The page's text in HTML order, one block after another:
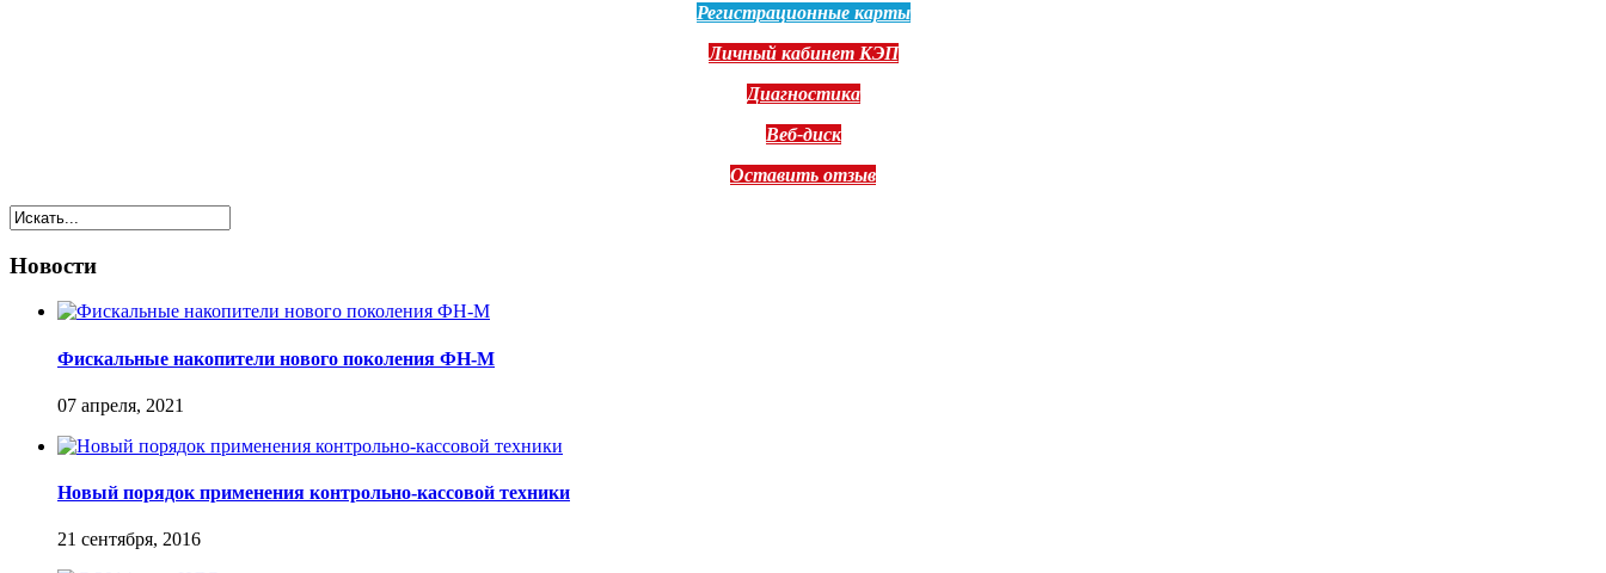
Регистрационные карты
Личный кабинет КЭП
Диагностика
Веб-диск
Оставить отзыв
Новости
Фискальные накопители нового поколения ФН-М
07 апреля, 2021
Новый порядок применения контрольно-кассовой техники
21 сентября, 2016